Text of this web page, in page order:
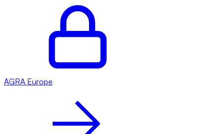
AGRA Europe